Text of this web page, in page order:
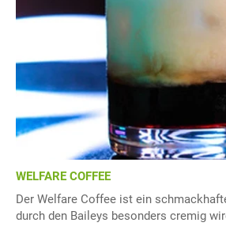
WELFARE COFFEE
Der Welfare Coffee ist ein
durch den Baileys besonders cremig